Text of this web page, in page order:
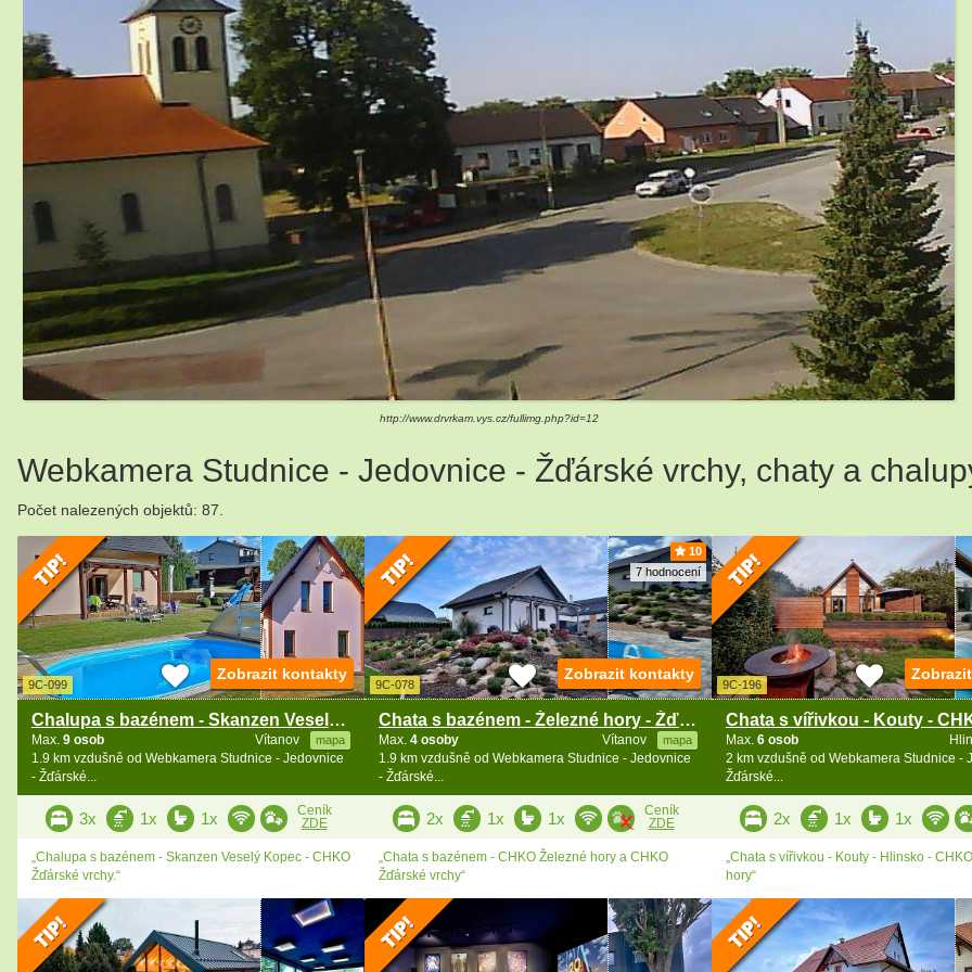
http://www.drvrkam.vys.cz/fullimg.php?id=12
3
5
3
4
4
3
4
10
12
10
5
2
14
8
2
Webkamera Studnice - Jedovnice - Žďárské vrchy, chaty a
Počet nalezených objektů: 87.
9C-099
Chalupa s bazénem - Skanzen Veselý Kopec
Vítanov mapa
Max. 9 osob
1.9 km vzdušně od Webkamera Studnice - Jedovnice
- Žďárské...
Zobrazit kontakty
3x 1x 1x
Ceník
ZDE
„Chalupa s bazénem - Skanzen Veselý Kopec - CHKO
Žďárské vrchy.“
10
7 hodnocení
9C-078
Chata s bazénem - Železné hory - Žďárské vrchy
Vítanov mapa
Max. 4 osoby
1.9 km vzdušně od Webkamera Studnice - Jedovnice
- Žďárské...
Zobrazit kontakty
2x 1x 1x
Ceník
ZDE
„Chata s bazénem - CHKO Železné hory a CHKO
Žďárské vrchy“
9C-196
Max. 6 osob
2 km vzdušně od Webkamera Studnice -
Žďárské...
2x 1x 1x
„Chata s vířivkou - Kouty - Hlinsko -
hory“